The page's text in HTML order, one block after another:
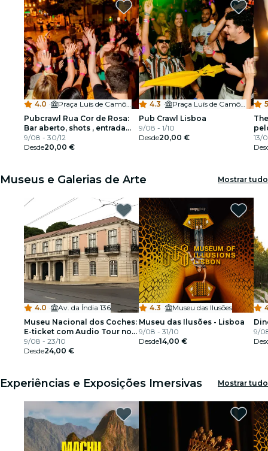
4.0 ·
Praça Luís de Camões
Pubcrawl Rua Cor de Rosa:
Bar aberto, shots , entrada
VIP em discoteca
9/08 - 30/12
Desde20,00 €
4.3 ·
Praça Luís de Camões
Pub Crawl Lisboa
9/08 - 1/10
Desde20,00 €
13/
Museus e Galerias de Arte Mostrar tudo
4.0 ·
Av. da Índia 136
Museu Nacional dos Coches:
E-ticket com Audio Tour no
seu telemóvel
9/08 - 23/10
Desde24,00 €
4.3 ·
Museu das Ilusões
Museu das Ilusões - Lisboa
9/08 - 31/10
Desde14,00 €
9/
Experiências e Exposições Imersivas Mostrar tudo